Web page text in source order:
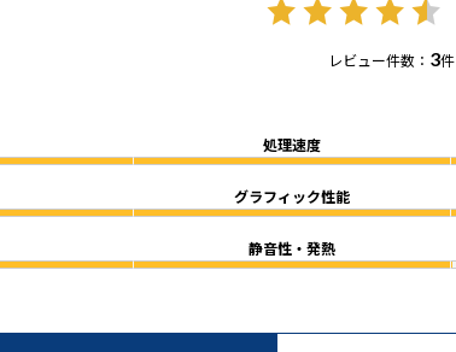
レビュー件数： 3件
処理速度
グラフィック性能
静音性・発熱